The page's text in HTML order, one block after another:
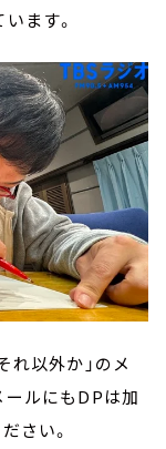
ます。
れ以外か」のメ
ルにもDPは加
さい。